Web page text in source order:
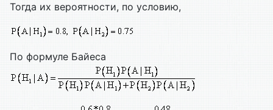
Тогда их вероятности, по условию,
По формуле Байеса